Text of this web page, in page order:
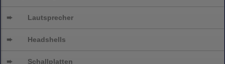
➨ Lautsprecher
➨ Headshells
➨ Schallplatten